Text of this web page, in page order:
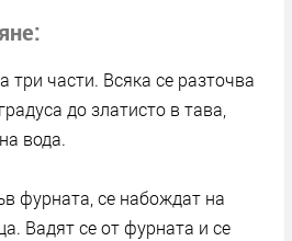
три части. Всяка се разточва
до златисто в тава,
вода.
фурната, се набождат на
Вадят се от фурната и се